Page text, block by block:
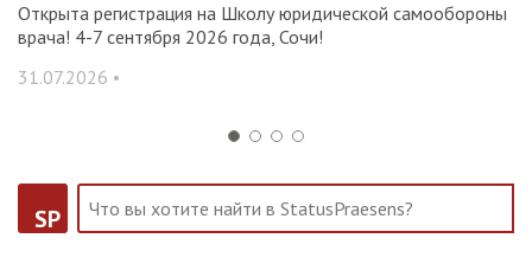
Открыта регистрация на Школу юридической самообороны
врача! 4-7 сентября 2026 года, Сочи!
31.07.2026 •
SP